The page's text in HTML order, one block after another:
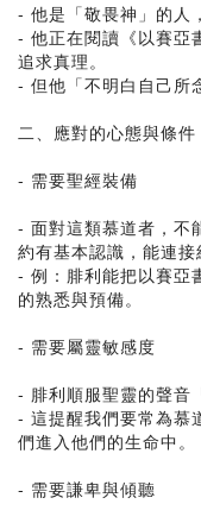
- 他是「敬畏神」的人
- 他正在閱讀《以賽亞
追求真理。
- 但他「不明白自己所
二、應對的心態與條件
- 需要聖經裝備
- 面對這類慕道者，不
約有基本認識，能連接
- 例：腓利能把以賽亞
的熟悉與預備。
- 需要屬靈敏感度
- 腓利順服聖靈的聲音
- 這提醒我們要常為慕
們進入他們的生命中。
- 需要謙卑與傾聽